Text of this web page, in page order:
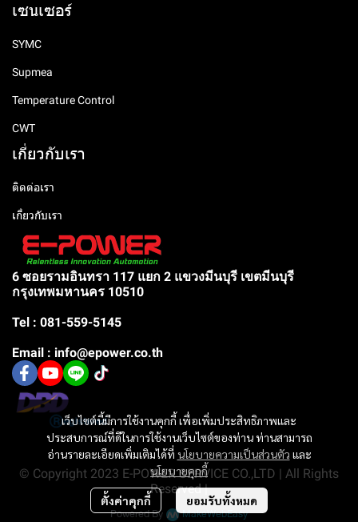
เว็บไซต์นี้มีการใช้งานคุกกี้ เพื่อเพิ่มประสิทธิภาพและ
ประสบการณ์ที่ดีในการใช้งานเว็บไซต์ของท่าน ท่านสามารถ
อ่านรายละเอียดเพิ่มเติมได้ที่ นโยบายความเป็นส่วนตัว และ
นโยบายคุกกี้
ตั้งค่าคุกกี้ ยอมรับทั้งหมด
เซนเซอร์
SYMC
Supmea
Temperature Control
CWT
เกี่ยวกับเรา
ติดต่อเรา
เกี่ยวกับเรา
6 ซอยรามอินทรา 117 แยก 2 แขวงมีนบุรี เขตมีนบุรี
กรุงเทพมหานคร 10510
Tel : 081-559-5145
Email : info@epower.co.th
© Copyright 2023 E-POWER SERVICE CO.,LTD | All Rights
Reserved |
Powered By MakeWebEasy